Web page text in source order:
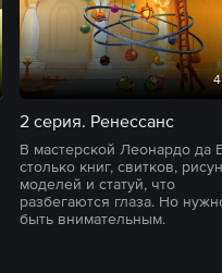
2 серия. Ренессанс
В мастерской Леонардо да
столько книг, свитков,
моделей и статуй, что
разбегаются глаза. Но
быть внимательным.